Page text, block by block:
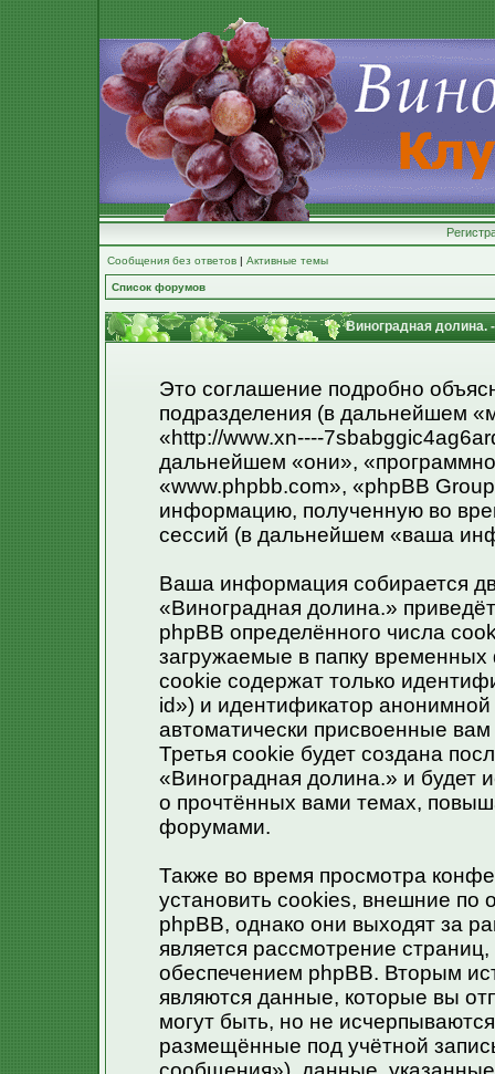
Сообщения без ответов | Активные темы
Список форумов
Виноградная долина.
Это соглашение подробно
подразделения (в дальнейшем
«http://www.xn----
дальнейшем «они»,
«www.phpbb.com», «phpBB
информацию, полученную во
сессий (в дальнейшем «ваша
Ваша информация собирается
«Виноградная долина.»
phpBB определённого числа
загружаемые в папку
cookie содержат только
id») и идентификатор
автоматически присвоенные
Третья cookie будет создана
«Виноградная долина.» и будет
о прочтённых вами темах,
форумами.
Также во время просмотра
установить cookies, внешние
phpBB, однако они выходят за
является рассмотрение
обеспечением phpBB. Вторым
являются данные, которые вы
могут быть, но не
размещённые под учётной